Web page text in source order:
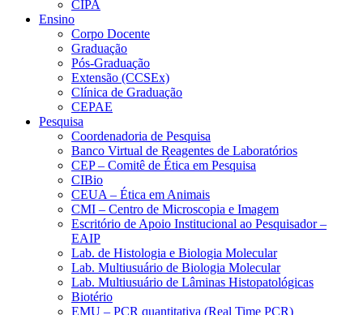
CIPA
Ensino
Corpo Docente
Graduação
Pós-Graduação
Extensão (CCSEx)
Clínica de Graduação
CEPAE
Pesquisa
Coordenadoria de Pesquisa
Banco Virtual de Reagentes de Laboratórios
CEP – Comitê de Ética em Pesquisa
CIBio
CEUA – Ética em Animais
CMI – Centro de Microscopia e Imagem
Escritório de Apoio Institucional ao Pesquisador –
EAIP
Lab. de Histologia e Biologia Molecular
Lab. Multiusuário de Biologia Molecular
Lab. Multiusuário de Lâminas Histopatológicas
Biotério
EMU – PCR quantitativa (Real Time PCR)